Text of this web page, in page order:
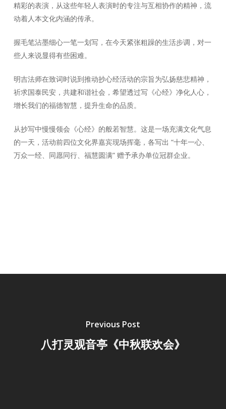
精彩的表演，从这些年轻人表演时的专注与互相协作的精神，流
动着人本文化内涵的传承。
握毛笔沾墨细心一笔一划写，在今天紧张粗躁的生活步调，对一
些人来说显得有些困难。
明吉法师在致词时说到推动抄心经活动的宗旨为弘扬慈悲精神，
祈求国泰民安，共建和谐社会，希望透过写《心经》净化人心，
增长我们的福德智慧，提升生命的品质。
从抄写中慢慢领会《心经》的般若智慧。这是一场充满文化气息
的一天，活动前四位文化界嘉宾现场挥毫，各写出 “十年一心、
万众一经、同愿同行、福慧圆满” 赠予承办单位冠群企业。
Previous Post
八打灵观音亭《中秋联欢会》